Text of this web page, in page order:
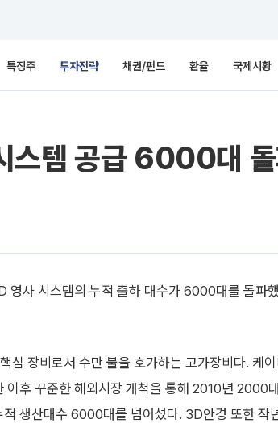
특징주 투자전략 채권/펀드 환율 국제시황
스템 공급 6000대
사 시스템의 누적 출하 대수가 6000대를 돌파
장비로서 수만 불을 호가하는 고가장비다. 케
후 꾸준한 해외시장 개척을 통해 2010년 2000
생산대수 6000대를 넘어섰다. 3D안경 또한 작